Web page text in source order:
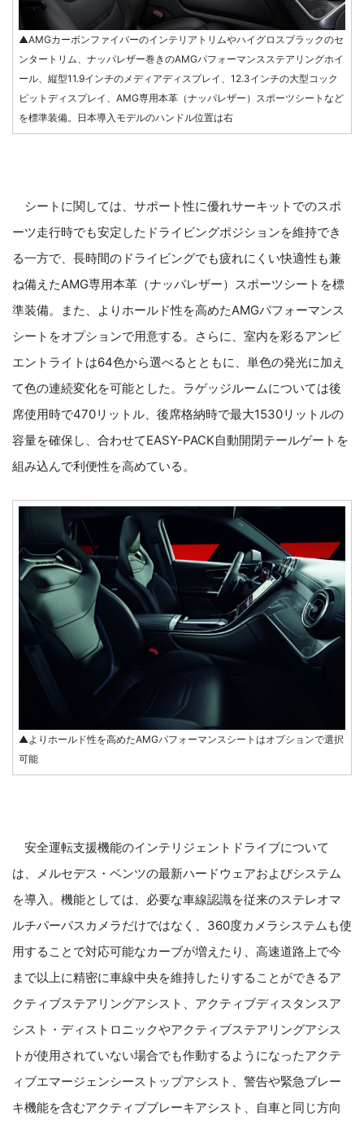
▲AMGカーボンファイバーのインテリアトリムやハイグロスブラックのセ
ンタートリム、ナッパレザー巻きのAMGパフォーマンスステアリングホイ
ール、縦型11.9インチのメディアディスプレイ、12.3インチの大型コック
ピットディスプレイ、AMG専用本革（ナッパレザー）スポーツシートなど
を標準装備。日本導入モデルのハンドル位置は右
シートに関しては、サポート性に優れサーキットでのスポ
ーツ走行時でも安定したドライビングポジションを維持でき
る一方で、長時間のドライビングでも疲れにくい快適性も兼
ね備えたAMG専用本革（ナッパレザー）スポーツシートを標
準装備。また、よりホールド性を高めたAMGパフォーマンス
シートをオプションで用意する。さらに、室内を彩るアンビ
エントライトは64色から選べるとともに、単色の発光に加え
て色の連続変化を可能とした。ラゲッジルームについては後
席使用時で470リットル、後席格納時で最大1530リットルの
容量を確保し、合わせてEASY-PACK自動開閉テールゲートを
組み込んで利便性を高めている。
▲よりホールド性を高めたAMGパフォーマンスシートはオプションで選択
可能
安全運転支援機能のインテリジェントドライブについて
は、メルセデス・ベンツの最新ハードウェアおよびシステム
を導入。機能としては、必要な車線認識を従来のステレオマ
ルチパーパスカメラだけではなく、360度カメラシステムも使
用することで対応可能なカーブが増えたり、高速道路上で今
まで以上に精密に車線中央を維持したりすることができるア
クティブステアリングアシスト、アクティブディスタンスア
シスト・ディストロニックやアクティブステアリングアシス
トが使用されていない場合でも作動するようになったアクテ
ィブエマージェンシーストップアシスト、警告や緊急ブレー
キ機能を含むアクティブブレーキアシスト、自車と同じ方向